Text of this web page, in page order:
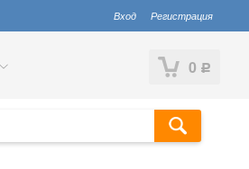
Вход Регистрация
0 Р